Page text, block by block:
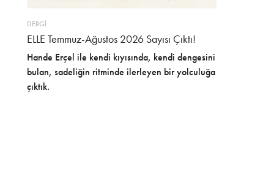
DERGİ
ELLE Temmuz-Ağustos 2026 Sayısı Çıktı!
Hande Erçel ile kendi kıyısında, kendi dengesini
bulan, sadeliğin ritminde ilerleyen bir yolculuğa
çıktık.